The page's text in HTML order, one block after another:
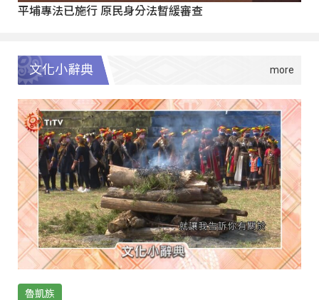
平埔專法已施行 原民身分法暫緩審查
文化小辭典
魯凱族